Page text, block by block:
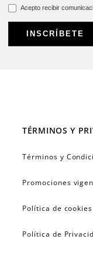
Acepto recibir
INSCRÍBETE
TÉRMINOS Y
Términos y
Promociones
Política de cookies
Política de